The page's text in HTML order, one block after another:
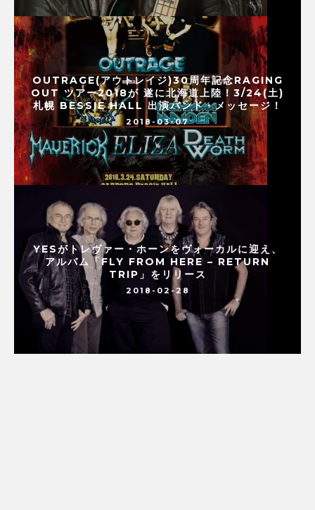
OUTRAGE(アウトレイジ)30周年記念RAGING
OUT ツアー2018が 遂に北海道上陸！3/24(土)
札幌 BESSIE HALL 出演バンド・メッセージ！
2018-03-07
YESがトレヴァー・ホーンをヴォーカルに迎え、
アルバム「FLY FROM HERE – RETURN
TRIP」をリリース
2018-02-28